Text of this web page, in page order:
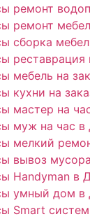
ремонт
ремонт
сборка
реставрация
мебель на
кухни на
мастер на
муж на час в
мелкий
вывоз
Handyman в
умный дом в
Smart